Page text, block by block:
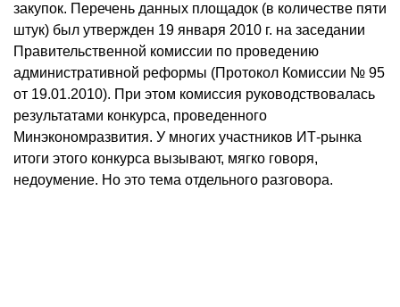
закупок. Перечень данных площадок (в количестве пяти
штук) был утвержден 19 января 2010 г. на заседании
Правительственной комиссии по проведению
административной реформы (Протокол Комиссии № 95
от 19.01.2010). При этом комиссия руководствовалась
результатами конкурса, проведенного
Минэкономразвития. У многих участников ИТ-рынка
итоги этого конкурса вызывают, мягко говоря,
недоумение. Но это тема отдельного разговора.